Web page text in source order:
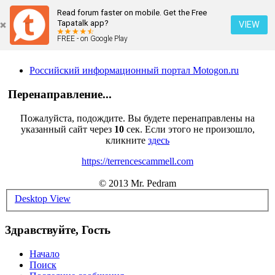
Read forum faster on mobile. Get the Free
Tapatalk app?
FREE - on Google Play
VIEW
Российский информационный портал Motogon.ru
Перенаправление...
Пожалуйста, подождите. Вы будете перенаправлены на
указанный сайт через 10сек. Если этого не произошло,
кликните здесь
https://terrencescammell.com
© 2013 Mr. Pedram
Desktop View
Здравствуйте, Гость
Начало
Поиск